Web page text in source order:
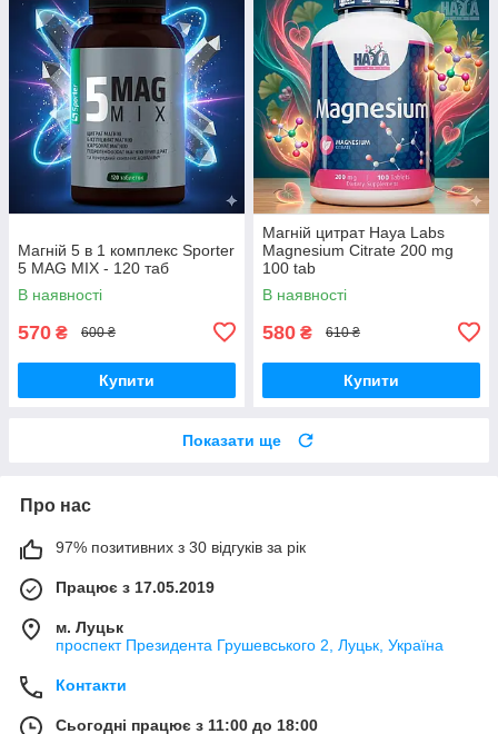
Магній 5 в 1 комплекс Sporter
5 MAG MIX - 120 таб
В наявності
570 ₴ 600 ₴
Купити
Магній цитрат Haya Labs
Magnesium Citrate 200 mg
100 tab
В наявності
580 ₴ 610 ₴
Купити
Показати ще
Про нас
97% позитивних з 30 відгуків за рік
Працює з 17.05.2019
м. Луцьк
проспект Президента Грушевського 2, Луцьк, Україна
Контакти
Сьогодні працює з 11:00 до 18:00